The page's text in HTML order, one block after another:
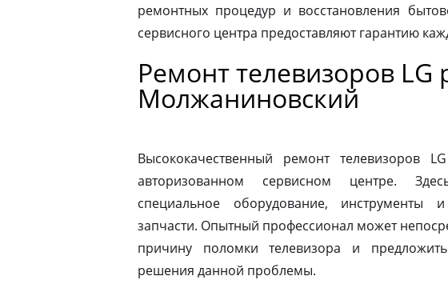
ремонтных процедур и восстановления
сервисного центра предоставляют гарантию
Ремонт телевизоров LG
Молжаниновский
Высококачественный ремонт телевизоров
авторизованном сервисном центре.
специальное оборудование, инструменты
запчасти. Опытный профессионал может
причину поломки телевизора и
решения данной проблемы.